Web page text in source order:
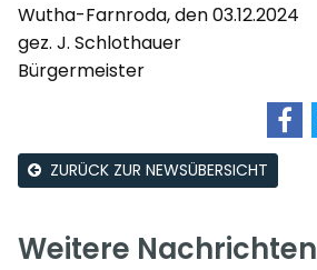
Wutha-Farnroda, den 03.12.2024
gez. J. Schlothauer
Bürgermeister
ZURÜCK ZUR NEWSÜBERSICHT
Weitere Nachrichten